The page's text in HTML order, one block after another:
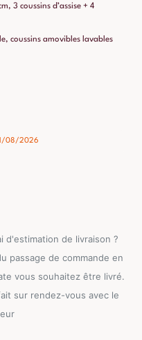
3 coussins d’assise + 4
coussins amovibles lavables
08/2026
d'estimation de livraison ?
passage de commande en
vous souhaitez être livré.
sur rendez-vous avec le